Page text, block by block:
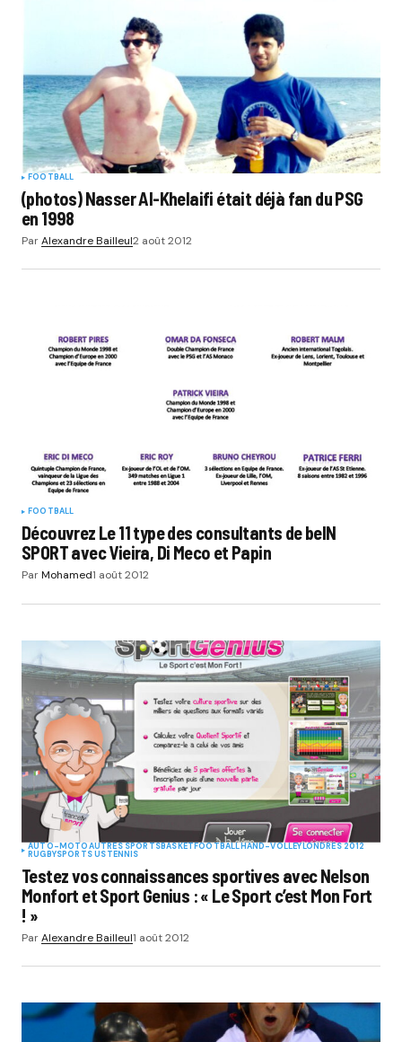
FOOTBALL
(photos) Nasser Al-Khelaifi était déjà fan du PSG
en 1998
ParAlexandre Bailleul2 août 2012
FOOTBALL
Découvrez Le 11 type des consultants de beIN
SPORT avec Vieira, Di Meco et Papin
ParMohamed1 août 2012
AUTO-MOTOAUTRES SPORTSBASKETFOOTBALLHAND-VOLLEYLONDRES 2012
RUGBYSPORTS USTENNIS
Testez vos connaissances sportives avec Nelson
Monfort et Sport Genius : « Le Sport c’est Mon Fort
! »
ParAlexandre Bailleul1 août 2012